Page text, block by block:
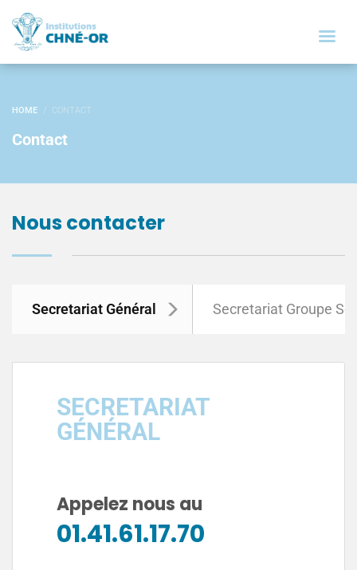
HOME CONTACT
Contact
Nous contacter
Secretariat Général Secretariat Groupe
SECRETARIAT
GÉNÉRAL
Appelez nous au
01.41.61.17.70